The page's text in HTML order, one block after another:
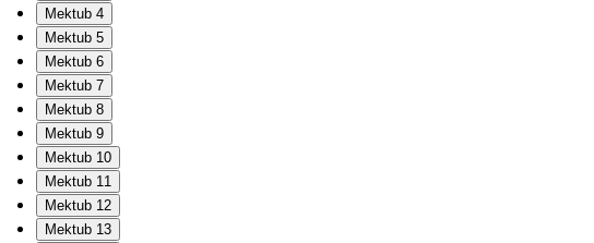
Mektub 4
Mektub 5
Mektub 6
Mektub 7
Mektub 8
Mektub 9
Mektub 10
Mektub 11
Mektub 12
Mektub 13